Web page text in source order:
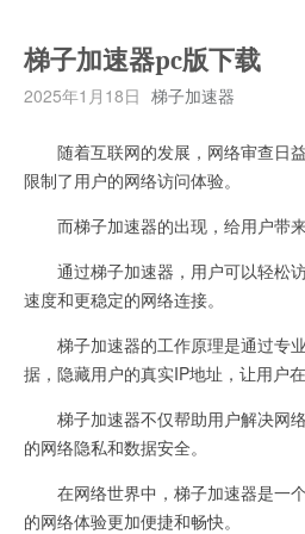
梯子加速器pc版下载
2025年1月18日 梯子加速器
随着互联网的发展，网络审查日益
限制了用户的网络访问体验。
而梯子加速器的出现，给用户带来
通过梯子加速器，用户可以轻松
速度和更稳定的网络连接。
梯子加速器的工作原理是通过专
据，隐藏用户的真实IP地址，让用户
梯子加速器不仅帮助用户解决网
的网络隐私和数据安全。
在网络世界中，梯子加速器是一
的网络体验更加便捷和畅快。